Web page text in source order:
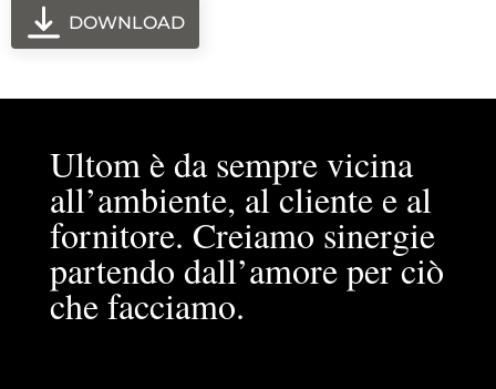
DOWNLOAD
Ultom è da sempre vicina
all’ambiente, al cliente e al
fornitore. Creiamo sinergie
partendo dall’amore per ciò
che facciamo.